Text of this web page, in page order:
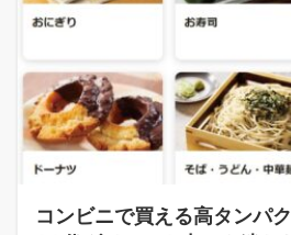
コンビニで買える高タンパ